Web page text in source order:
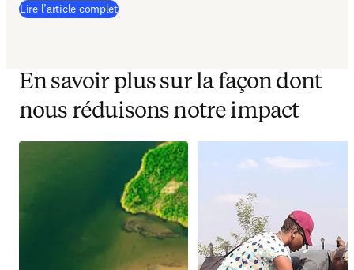
Lire l’article complet(
En savoir plus sur la façon dont
nous réduisons notre impact